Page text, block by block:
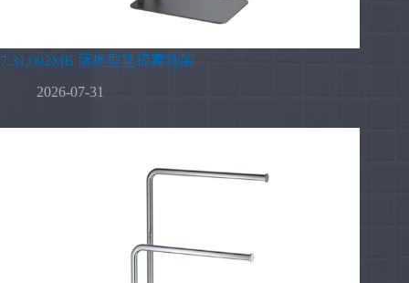
7.31.092MB 落地型雙桿置物架
2026-07-31